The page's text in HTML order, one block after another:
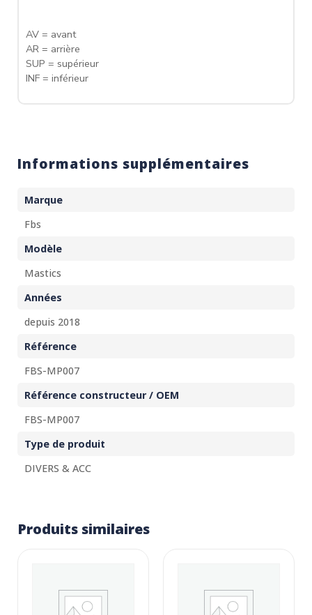
AV = avant
AR = arrière
SUP = supérieur
INF = inférieur
Informations supplémentaires
Marque
Fbs
Modèle
Mastics
Années
depuis 2018
Référence
FBS-MP007
Référence constructeur / OEM
FBS-MP007
Type de produit
DIVERS & ACC
Produits similaires